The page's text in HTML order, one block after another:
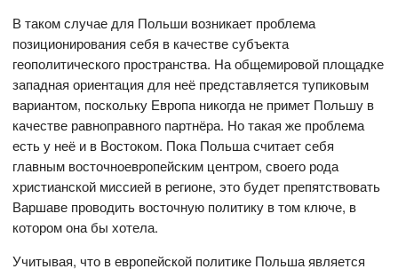
В таком случае для Польши возникает проблема
позиционирования себя в качестве субъекта
геополитического пространства. На общемировой площадке
западная ориентация для неё представляется тупиковым
вариантом, поскольку Европа никогда не примет Польшу в
качестве равноправного партнёра. Но такая же проблема
есть у неё и в Востоком. Пока Польша считает себя
главным восточноевропейским центром, своего рода
христианской миссией в регионе, это будет препятствовать
Варшаве проводить восточную политику в том ключе, в
котором она бы хотела.
Учитывая, что в европейской политике Польша является